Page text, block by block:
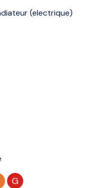
(electrique)
G